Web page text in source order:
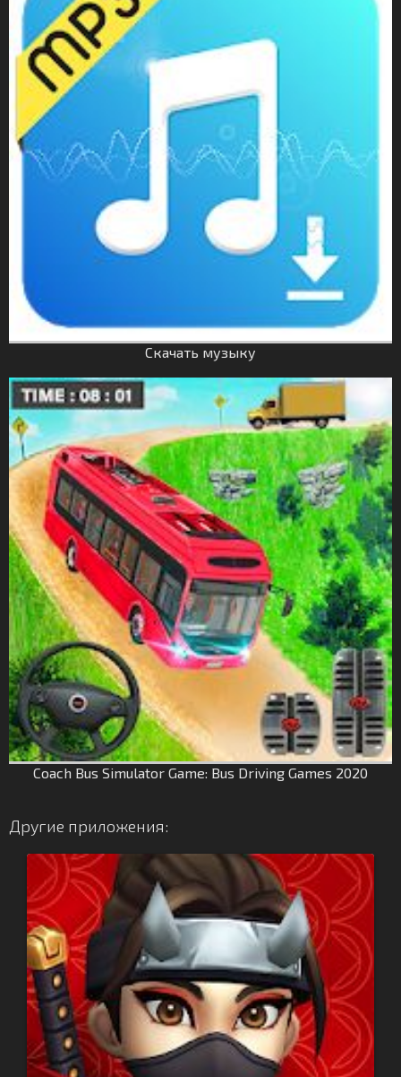
Скачать музыку
Coach Bus Simulator Game: Bus Driving Games 2020
Другие приложения: